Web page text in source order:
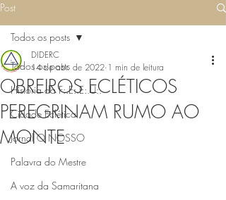
Post
Todos os posts
História da F:.E:.E:.U:.
Cidade Eclética
Jornal O NOSSO
Palavra do Mestre
A voz da Samaritana
Todos os posts
OBREIROS ECLÉTICOS
PEREGRINAM RUMO AO
MONTE
DIDERC
14 de abr. de 2022 1 min de leitura